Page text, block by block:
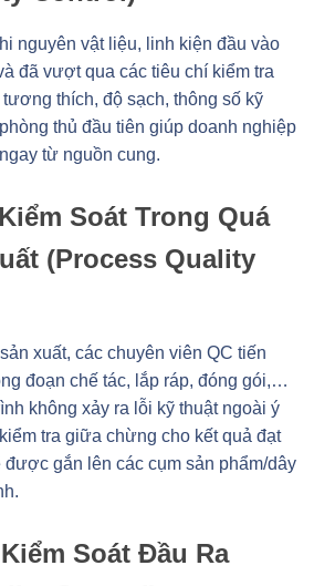
nguyên vật liệu, linh kiện đầu vào
đã vượt qua các tiêu chí kiểm tra
thích, độ sạch, thông số kỹ
thủ đầu tiên giúp doanh nghiệp
từ nguồn cung.
Soát Trong Quá
(Process Quality
xuất, các chuyên viên QC tiến
đoạn chế tác, lắp ráp, đóng gói,…
không xảy ra lỗi kỹ thuật ngoài ý
tra giữa chừng cho kết quả đạt
được gắn lên các cụm sản phẩm/dây
Soát Đầu Ra